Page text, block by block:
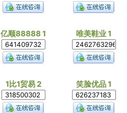
亿顺88888 1 唯美鞋业 1
1比1贸易 2 笑脸优品 1